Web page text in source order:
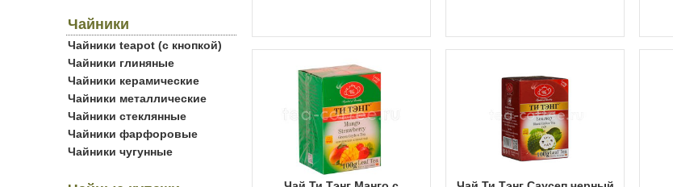
Чайники
Чайники teapot (с кнопкой)
Чайники глиняные
Чайники керамические
Чайники металлические
Чайники стеклянные
Чайники фарфоровые
Чайники чугунные